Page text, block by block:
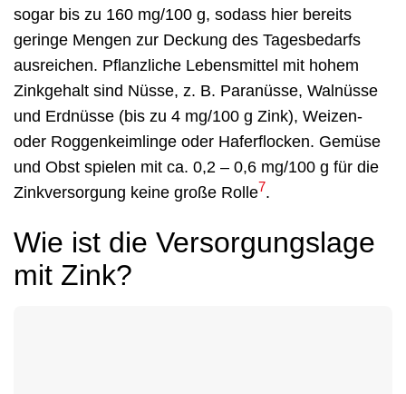
sogar bis zu 160 mg/100 g, sodass hier bereits
geringe Mengen zur Deckung des Tagesbedarfs
ausreichen. Pflanzliche Lebensmittel mit hohem
Zinkgehalt sind Nüsse, z. B. Paranüsse, Walnüsse
und Erdnüsse (bis zu 4 mg/100 g Zink), Weizen-
oder Roggenkeimlinge oder Haferflocken. Gemüse
und Obst spielen mit ca. 0,2 – 0,6 mg/100 g für die
Zinkversorgung keine große Rolle7.
Wie ist die Versorgungslage
mit Zink?